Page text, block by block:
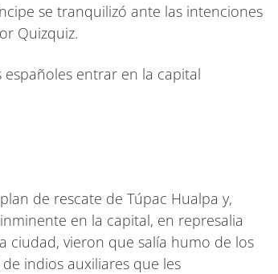
se tranquilizó ante las intenciones
Quizquiz.
entrar en la capital
de rescate de Túpac Hualpa y,
en la capital, en represalia
ciudad, vieron que salía humo de los
indios auxiliares que les